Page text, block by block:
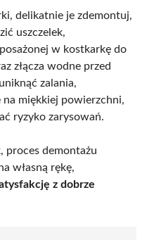
delikatnie je zdemontuj,
uszczelek,
w kostkarkę do
złącza wodne przed
zalania,
na miękkiej powierzchni,
ryzyko zarysowań.
proces demontażu
własną rękę,
z dobrze